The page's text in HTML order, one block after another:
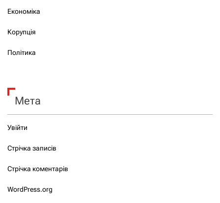
Економіка
Корупція
Політика
Мета
Увійти
Стрічка записів
Стрічка коментарів
WordPress.org